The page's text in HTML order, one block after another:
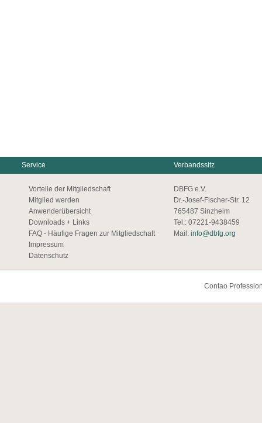
Service
Vorteile der Mitgliedschaft
Mitglied werden
Anwenderübersicht
Downloads + Links
FAQ - Häufige Fragen zur Mitgliedschaft
Impressum
Datenschutz
Verbandssitz
DBFG e.V.
Dr.-Josef-Fischer-Str. 12
765487 Sinzheim
Tel.: 07221-9438459
Mail: info@dbfg.org
Contao